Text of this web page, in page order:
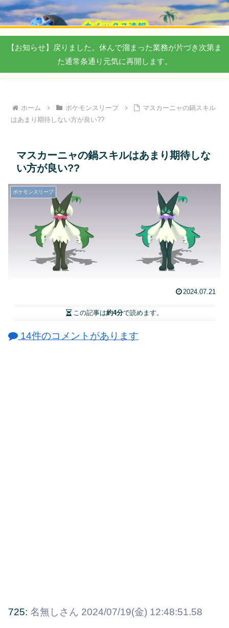
【お知らせ】戻りました。休んで溜まった業務が片づき次第ま
た通常条通り元気に再開します。
ホーム ポケモンスリープ
マスカーニャの鍋スキル
はあまり期待しない方が良い??
マスカーニャの鍋スキルはあまり期待しな
い方が良い??
ポケモンスリープ
2024.07.21
この記事は約4分で読めます。
14件のコメントがあります
725: 名無しさん 2024/07/19(金) 12:48:51.58